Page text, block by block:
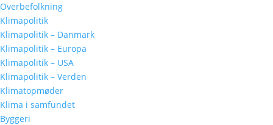
Overbefolkning
Klimapolitik
Klimapolitik – Danmark
Klimapolitik – Europa
Klimapolitik – USA
Klimapolitik – Verden
Klimatopmøder
Klima i samfundet
Byggeri